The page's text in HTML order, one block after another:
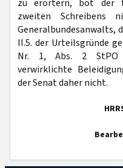
zu erörtern, bot der
zweiten Schreibens
Generalbundesanwalts,
II.5. der Urteilsgründe
Nr. 1, Abs. 2 StPO
verwirklichte
der Senat daher nicht.